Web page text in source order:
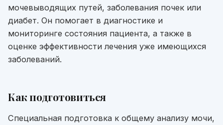
мочевыводящих путей, заболевания почек или
диабет. Он помогает в диагностике и
мониторинге состояния пациента, а также в
оценке эффективности лечения уже имеющихся
заболеваний.
Как подготовиться
Специальная подготовка к общему анализу мочи,